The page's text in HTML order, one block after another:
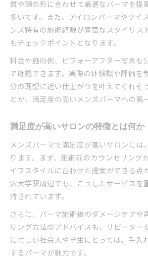
質や頭の形に合わせて最適なパーマを提
多いです。また、アイロンパーマやツイ
ンズ特有の施術経験が豊富なスタイリス
もチェックポイントとなります。
料金や施術例、ビフォーアフター写真も
で確認できます。実際の体験談や評価を
分の理想に近い仕上がりを叶えてくれそ
とが、満足度の高いメンズパーマへの第
満足度が高いサロンの特徴とは何か
メンズパーマで満足度が高いサロンには
ります。まず、施術前のカウンセリング
イフスタイルに合わせた提案ができる点
沢大学駅周辺でも、こうしたサービスを
持されています。
さらに、パーマ施術後のダメージケアや
リング方法のアドバイスも、リピーター
に忙しい社会人や学生にとっては、手入
するパーマが魅力です。